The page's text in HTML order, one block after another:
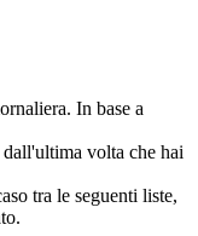
In base a
volta che hai
tra le seguenti liste,